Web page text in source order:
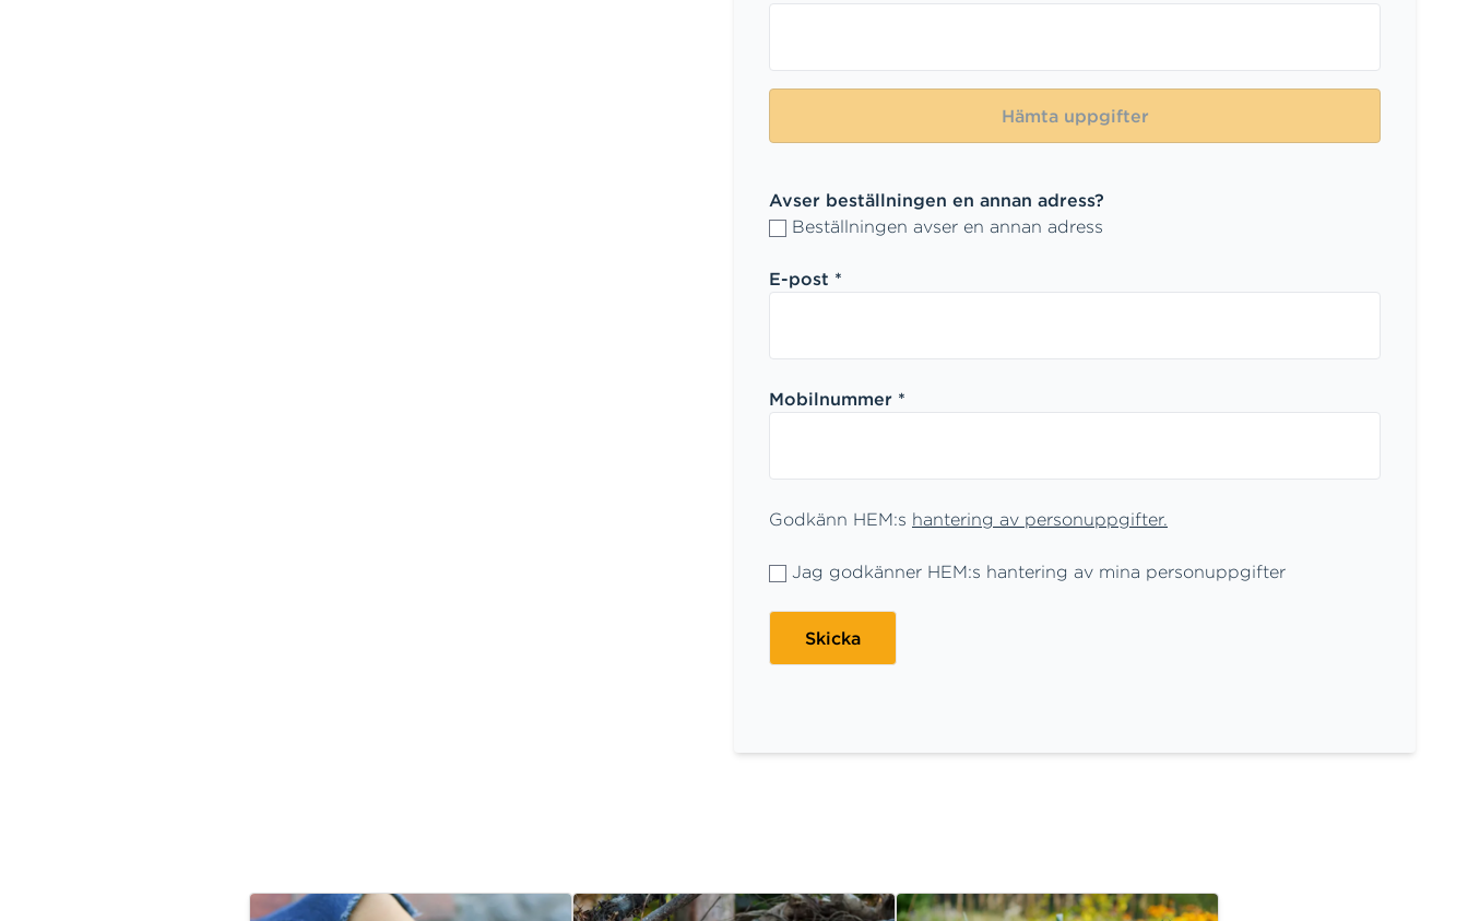
Hämta uppgifter
Avser beställningen en annan adress?
Beställningen avser en annan adress
E-post *
Mobilnummer *
Godkänn HEM:s hantering av personuppgifter.
Jag godkänner HEM:s hantering av mina personuppgifter
Skicka